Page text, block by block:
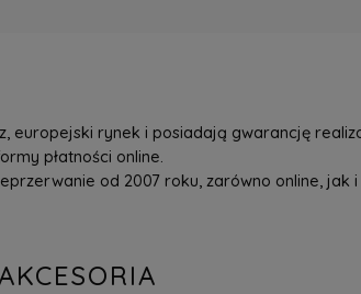
europejski rynek i posiadają gwarancję
płatności online.
od 2007 roku, zarówno online, jak